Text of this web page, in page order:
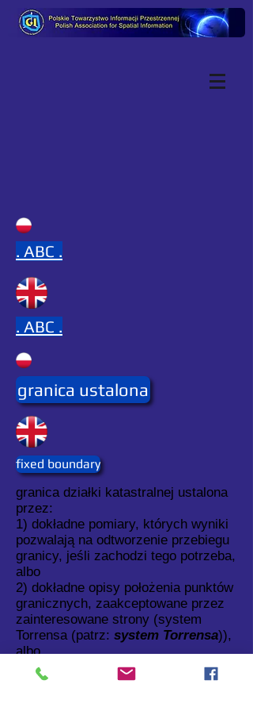
. ABC .
. ABC .
granica ustalona
fixed boundary
granica działki katastralnej ustalona
przez:
1) dokładne pomiary, których wyniki
pozwalają na odtworzenie przebiegu
granicy, jeśli zachodzi tego potrzeba,
albo
2) dokładne opisy położenia punktów
granicznych, zaakceptowane przez
zainteresowane strony (system
Torrensa (patrz: system Torrensa)),
albo
3) inne dokumenty określające z
dostateczną dokładnością przebieg